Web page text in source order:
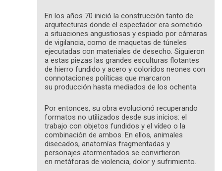
En los años 70 inició la construcción tanto de
arquitecturas donde el espectador era sometido
a situaciones angustiosas y espiado por cámaras
de vigilancia, como de maquetas de túneles
ejecutadas con materiales de desecho. Siguieron
a estas piezas las grandes esculturas flotantes
de hierro fundido y acero y coloridos neones con
connotaciones políticas que marcaron
su producción hasta mediados de los ochenta.
Por entonces, su obra evolucionó recuperando
formatos no utilizados desde sus inicios: el
trabajo con objetos fundidos y el vídeo o la
combinación de ambos. En ellos, animales
disecados, anatomías fragmentadas y
personajes atormentados se convirtieron
en metáforas de violencia, dolor y sufrimiento.